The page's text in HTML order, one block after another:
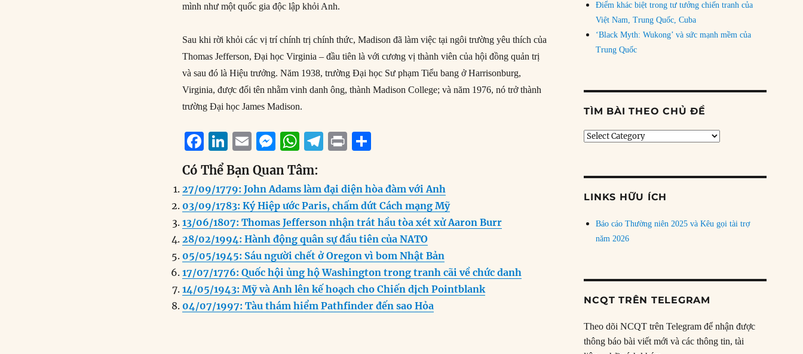
mình như một quốc gia độc lập khỏi Anh.
Sau khi rời khỏi các vị trí chính trị chính thức, Madison đã làm việc tại ngôi trường yêu thích của
Thomas Jefferson, Đại học Virginia – đầu tiên là với cương vị thành viên của hội đồng quản trị
và sau đó là Hiệu trưởng. Năm 1938, trường Đại học Sư phạm Tiểu bang ở Harrisonburg,
Virginia, được đổi tên nhằm vinh danh ông, thành Madison College; và năm 1976, nó trở thành
trường Đại học James Madison.
F
a
c
e
b
o
o
k
Li
n
k
e
d
I
n
E
m
ai
l
M
ss
e
n
g
er
W
h
at
s
A
p
p
T
e
g
r
a
m
P
n
t
a
re
Có Thể Bạn Quan Tâm:
27/09/1779: John Adams làm đại diện hòa đàm với Anh
03/09/1783: Ký Hiệp ước Paris, chấm dứt Cách mạng Mỹ
13/06/1807: Thomas Jefferson nhận trát hầu tòa xét xử Aaron Burr
28/02/1994: Hành động quân sự đầu tiên của NATO
05/05/1945: Sáu người chết ở Oregon vì bom Nhật Bản
17/07/1776: Quốc hội ủng hộ Washington trong tranh cãi về chức danh
14/05/1943: Mỹ và Anh lên kế hoạch cho Chiến dịch Pointblank
04/07/1997: Tàu thám hiểm Pathfinder đến sao Hỏa
Điểm khác biệt trong tư tưởng chiến tranh của
Việt Nam, Trung Quốc, Cuba
‘Black Myth: Wukong’ và sức mạnh mềm của
Trung Quốc
TÌM BÀI THEO CHỦ ĐỀ
Tìm
LINKS HỮU ÍCH
Báo cáo Thường niên 2025 và Kêu gọi tài trợ
năm 2026
NCQT TRÊN TELEGRAM
Theo dõi NCQT trên Telegram để nhận được
thông báo bài viết mới và các thông tin, tài